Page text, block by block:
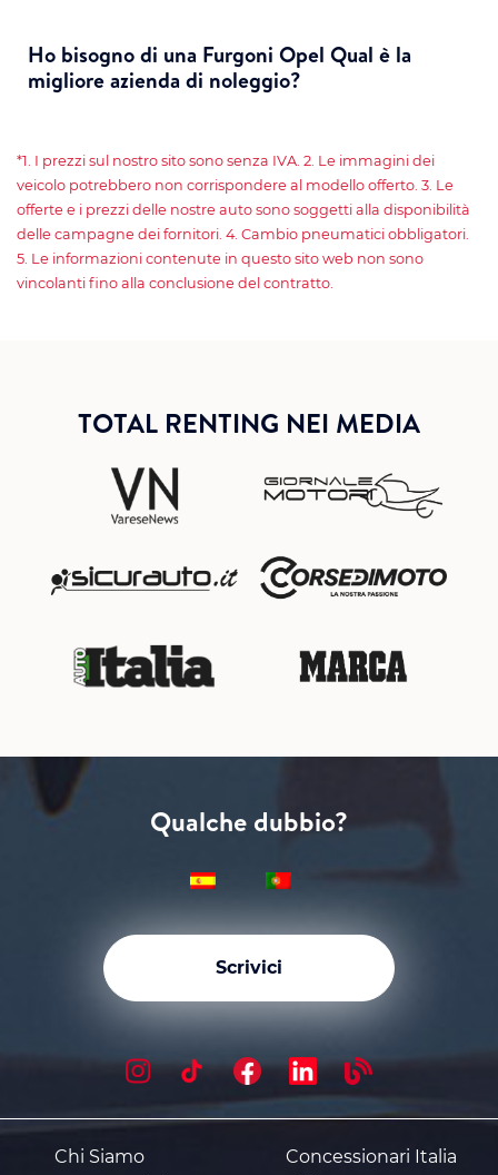
Ho bisogno di una Furgoni Opel Qual è la
migliore azienda di noleggio?
*1. I prezzi sul nostro sito sono senza IVA. 2. Le immagini dei
veicolo potrebbero non corrispondere al modello offerto. 3. Le
offerte e i prezzi delle nostre auto sono soggetti alla disponibilità
delle campagne dei fornitori. 4. Cambio pneumatici obbligatori.
5. Le informazioni contenute in questo sito web non sono
vincolanti fino alla conclusione del contratto.
TOTAL RENTING NEI MEDIA
Qualche dubbio?
Scrivici
Chi Siamo
Concessionari Italia